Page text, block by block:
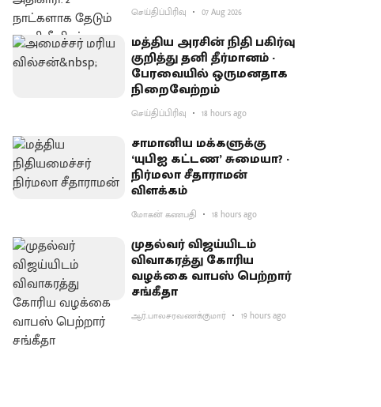
செய்திப்பிரிவு 07 Aug 2026
மத்திய அரசின் நிதி பகிர்வு
குறித்து தனி தீர்மானம் -
பேரவையில் ஒருமனதாக
நிறைவேற்றம்
செய்திப்பிரிவு 18 hours ago
சாமானிய மக்களுக்கு
‘யுபிஐ கட்டண’ சுமையா? -
நிர்மலா சீதாராமன்
விளக்கம்
மோகன் கணபதி 18 hours ago
முதல்வர் விஜய்யிடம்
விவாகரத்து கோரிய
வழக்கை வாபஸ் பெற்றார்
சங்கீதா
ஆர்.பாலசரவணக்குமார் 19 hours ago